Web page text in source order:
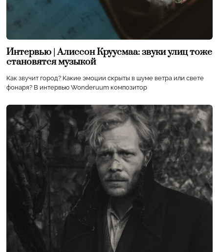
Интервью | Алиссон Круусмаа: звуки улиц тоже
становятся музыкой
Как звучит город? Какие эмоции скрыты в шуме ветра или свете
фонаря? В интервью Wonderuum композитор